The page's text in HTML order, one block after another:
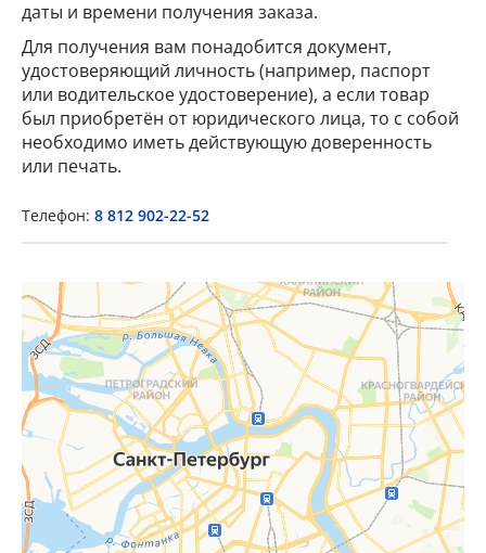
даты и времени получения заказа.
Для получения вам понадобится документ,
удостоверяющий личность (например, паспорт
или водительское удостоверение), а если товар
был приобретён от юридического лица, то с собой
необходимо иметь действующую доверенность
или печать.
Телефон: 8 812 902-22-52
Popup Title
Popup Content